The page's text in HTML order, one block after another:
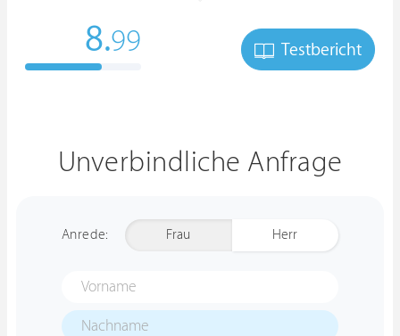
8.99 Testbericht
Unverbindliche Anfrage
Anrede: Frau Herr